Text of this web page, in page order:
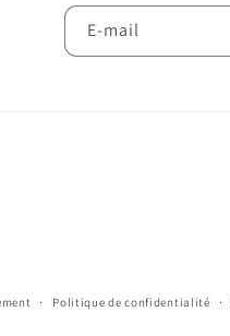
E-mail
Politique de confidentialité